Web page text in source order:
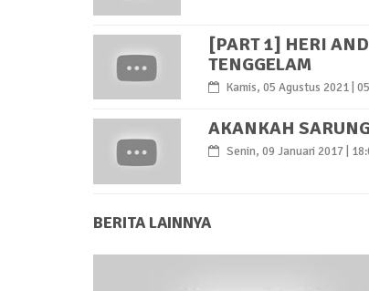
[PART 1] HERI
TENGGELAM
Kamis, 05 Agustus 2021 |
AKANKAH
Senin, 09 Januari 2017 |
BERITA LAINNYA